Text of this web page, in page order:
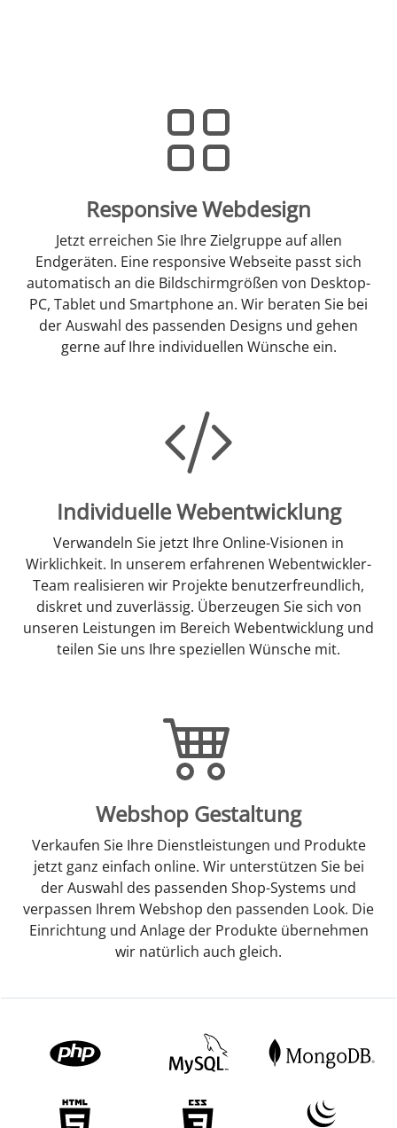
Responsive Webdesign
Jetzt erreichen Sie Ihre Zielgruppe auf allen
Endgeräten. Eine responsive Webseite passt sich
automatisch an die Bildschirmgrößen von Desktop-
PC, Tablet und Smartphone an. Wir beraten Sie bei
der Auswahl des passenden Designs und gehen
gerne auf Ihre individuellen Wünsche ein.
Individuelle Webentwicklung
Verwandeln Sie jetzt Ihre Online-Visionen in
Wirklichkeit. In unserem erfahrenen Webentwickler-
Team realisieren wir Projekte benutzerfreundlich,
diskret und zuverlässig. Überzeugen Sie sich von
unseren Leistungen im Bereich Webentwicklung und
teilen Sie uns Ihre speziellen Wünsche mit.
Webshop Gestaltung
Verkaufen Sie Ihre Dienstleistungen und Produkte
jetzt ganz einfach online. Wir unterstützen Sie bei
der Auswahl des passenden Shop-Systems und
verpassen Ihrem Webshop den passenden Look. Die
Einrichtung und Anlage der Produkte übernehmen
wir natürlich auch gleich.